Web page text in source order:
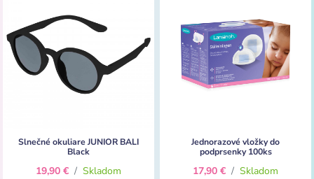
Slnečné okuliare JUNIOR BALI
Black
19,90 € / Skladom
Jednorazové vložky do
podprsenky 100ks
17,90 € / Skladom